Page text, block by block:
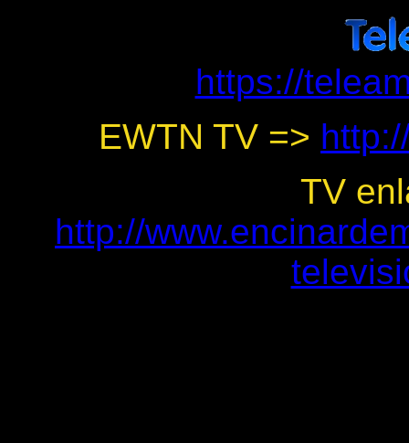
https://
EWTN TV =>
TV
http://